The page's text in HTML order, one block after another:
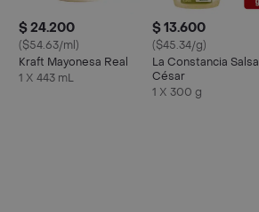
$ 24.200
($54.63/ml)
Kraft Mayonesa Real
1 X 443 mL
$ 13.600
($45.34/g)
La Constancia Salsa
César
1 X 300 g